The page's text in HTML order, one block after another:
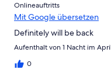
Onlineauftritts
Mit Google übersetzen
Definitely will be back
Aufenthalt von 1 Nacht im
0